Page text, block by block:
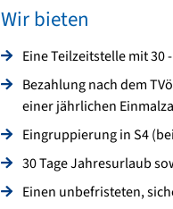
Wir bieten
Eine Teilzeitstelle mit 30
Bezahlung nach dem
einer jährlichen
Eingruppierung in S4
30 Tage Jahresurlaub
Einen unbefristeten,